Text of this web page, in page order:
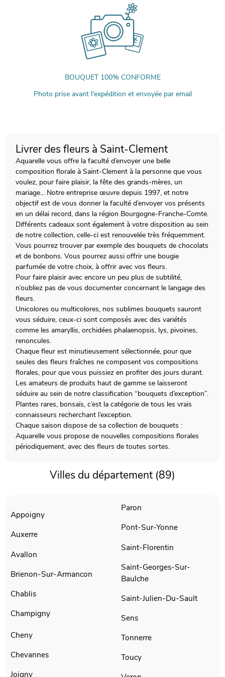
BOUQUET 100% CONFORME
Photo prise avant l'expédition et envoyée par email
Livrer des fleurs à Saint-Clement
Aquarelle vous offre la faculté d’envoyer une belle
composition florale à Saint-Clement à la personne que vous
voulez, pour faire plaisir, la fête des grands-mères, un
mariage... Notre entreprise œuvre depuis 1997, et notre
objectif est de vous donner la faculté d’envoyer vos présents
en un délai record, dans la région Bourgogne-Franche-Comte.
Différents cadeaux sont également à votre disposition au sein
de notre collection, celle-ci est renouvelée très fréquemment.
Vous pourrez trouver par exemple des bouquets de chocolats
et de bonbons. Vous pourrez aussi offrir une bougie
parfumée de votre choix, à offrir avec vos fleurs.
Pour faire plaisir avec encore un peu plus de subtilité,
n’oubliez pas de vous documenter concernant le langage des
fleurs.
Unicolores ou multicolores, nos sublimes bouquets sauront
vous séduire, ceux-ci sont composés avec des variétés
comme les amaryllis, orchidées phalaenopsis, lys, pivoines,
renoncules.
Chaque fleur est minutieusement sélectionnée, pour que
seules des fleurs fraîches ne composent vos compositions
florales, pour que vous puissiez en profiter des jours durant.
Les amateurs de produits haut de gamme se laisseront
séduire au sein de notre classification “bouquets d’exception”.
Plantes rares, bonsaïs, c’est la catégorie de tous les vrais
connaisseurs recherchant l’exception.
Chaque saison dispose de sa collection de bouquets :
Aquarelle vous propose de nouvelles compositions florales
périodiquement, avec des fleurs de toutes sortes.
Villes du département (89)
Appoigny
Auxerre
Avallon
Brienon-Sur-Armancon
Chablis
Champigny
Cheny
Chevannes
Joigny
Paron
Pont-Sur-Yonne
Saint-Florentin
Saint-Georges-Sur-
Baulche
Saint-Julien-Du-Sault
Sens
Tonnerre
Toucy